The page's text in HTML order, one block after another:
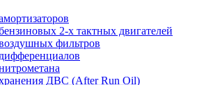
2-х тактных двигателей
фильтров
ДВС (After Run Oil)